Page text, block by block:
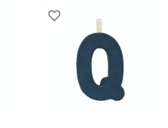
favorite_border